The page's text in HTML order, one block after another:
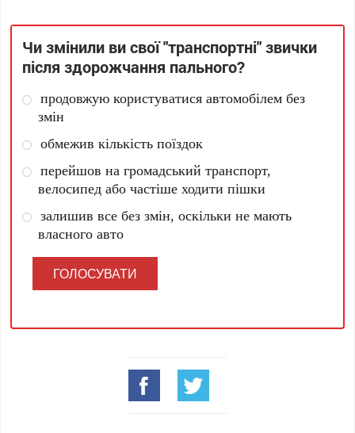
Чи змінили ви свої "транспортні" звички
після здорожчання пального?
продовжую користуватися автомобілем без
змін
обмежив кількість поїздок
перейшов на громадський транспорт,
велосипед або частіше ходити пішки
залишив все без змін, оскільки не мають
власного авто